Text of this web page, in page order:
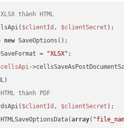
thành HTML
$clientId , $clientSecret
new
= "XLSX"
-
thành PDF
$clientId , $clientSecret
HTMLSaveOptionsData(array( "file_name"